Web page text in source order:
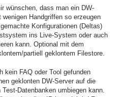
wünschen, dass man ein DW-
Handgriffen so erzeugen
Konfigurationen (Deltas)
ins Live-System oder auch
kann. Optional mit dem
partiell geklontem Filestore.
kein FAQ oder Tool gefunden
geklonten DW-Server auf die
Datenbanken umbiegen kann.